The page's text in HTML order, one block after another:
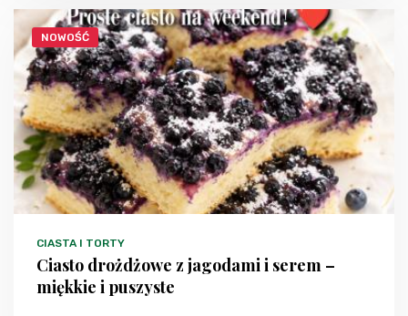
NOWOŚĆ
CIASTA I TORTY
Ciasto drożdżowe z jagodami i serem –
miękkie i puszyste